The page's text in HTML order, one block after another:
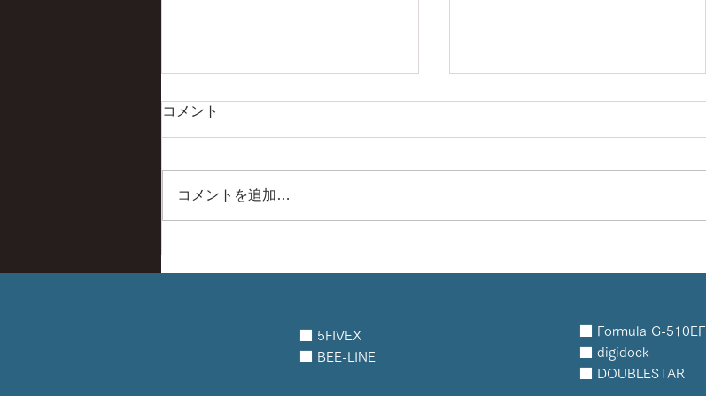
ブラジルでリバティーウォー
ク社とコラボイベント
地球の裏側でバズってま
す！？！？
コメント
コメントを追加…
■ 5FIVEX
■ BEE-LINE
■ Formula G-510EF
■ digidock
■ DOUBLESTAR